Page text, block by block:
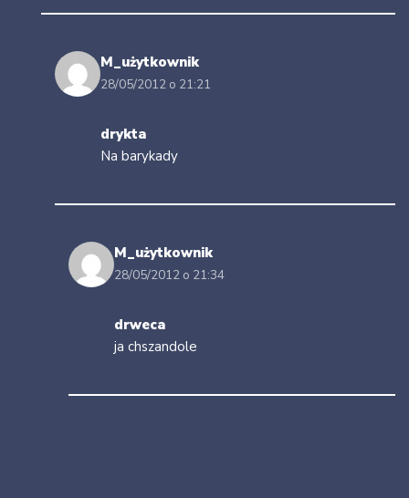
M_użytkownik
28/05/2012 o 21:21
drykta
Na barykady
M_użytkownik
28/05/2012 o 21:34
drweca
ja chszandole